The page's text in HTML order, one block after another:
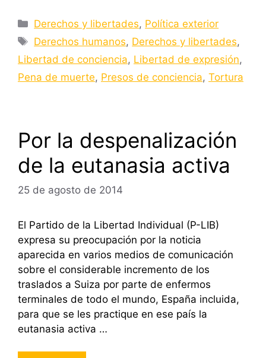
Categorías
Derechos y libertades, Política exterior
Etiquetas
Derechos humanos, Derechos y libertades,
Libertad de conciencia, Libertad de expresión,
Pena de muerte, Presos de conciencia, Tortura
Por la despenalización
de la eutanasia activa
25 de agosto de 2014
El Partido de la Libertad Individual (P-LIB)
expresa su preocupación por la noticia
aparecida en varios medios de comunicación
sobre el considerable incremento de los
traslados a Suiza por parte de enfermos
terminales de todo el mundo, España incluida,
para que se les practique en ese país la
eutanasia activa …